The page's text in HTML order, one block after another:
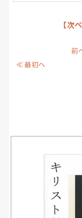
【次
≪ 最初へ
前